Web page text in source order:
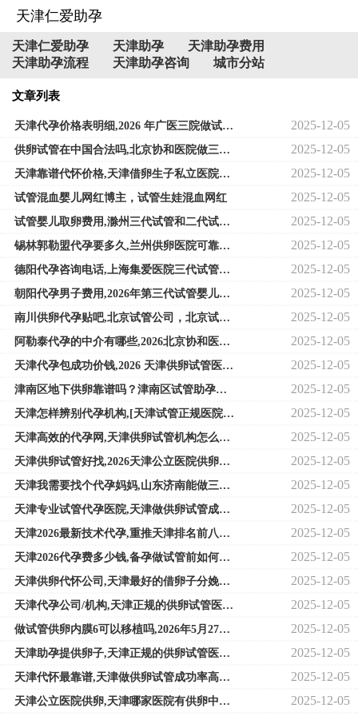
天津仁爱助孕
天津仁爱助孕 天津助孕
天津助孕费用
天津助孕流程
天津助孕咨询 城市分站
文章列表
天津代孕价格表明细,2026 年广医三院做试管婴儿费用表，成功率高吗？_深圳供 2025-12-05
供卵试管在中国合法吗,北京协和医院做三代试管供卵费用大概要多少钱？十万 2025-12-05
天津靠谱代怀价格,天津借卵生子私立医院哪里最好？2026天津正规供卵试管医院 2025-12-05
试管混血婴儿网红博主，试管生娃混血网红 2025-12-05
试管婴儿取卵费用,滁州三代试管和二代试管的区别 2025-12-05
锡林郭勒盟代孕要多久,兰州供卵医院可靠吗（北京供卵试管婴儿生殖机构）_廊 2025-12-05
德阳代孕咨询电话,上海集爱医院三代试管婴儿费用，2026年成功率如何？-深圳借 2025-12-05
朝阳代孕男子费用,2026年第三代试管婴儿花费明细表，准备9W够吗？_香港DNA验血 2025-12-05
南川供卵代孕贴吧,北京试管公司，北京试管婴儿流程-卵泡浆内单精子注射技术 2025-12-05
阿勒泰代孕的中介有哪些,2026北京协和医院供卵试管多少钱？附北京供卵试管费 2025-12-05
天津代孕包成功价钱,2026 天津供卵试管医院排名？ 2025-12-05
津南区地下供卵靠谱吗？津南区试管助孕费用 2025-12-05
天津怎样辨别代孕机构,[天津试管正规医院排名]天津试管助孕医院-上海供卵试 2025-12-05
天津高效的代孕网,天津供卵试管机构怎么联系 2025-12-05
天津供卵试管好找,2026天津公立医院供卵试管费用多少？附天津中心妇产医院就 2025-12-05
天津我需要找个代孕妈妈,山东济南能做三代试管的只有山大生殖医院一家吗？ 2025-12-05
天津专业试管代孕医院,天津做供卵试管成功率高吗，天津试管成功率最高的3家 2025-12-05
天津2026最新技术代孕,重推天津排名前八试管助孕机构-上海私立医院供卵多少钱 2025-12-05
天津2026代孕费多少钱,备孕做试管前如何调理身体？-试管鲜胚移植后八天有褐色 2025-12-05
天津供卵代怀公司,天津最好的借卵子分娩的私立医院在哪里？天津市2026 家正规 2025-12-05
天津代孕公司/机构,天津正规的供卵试管医院排名如何？天津哪家医院有试管婴 2025-12-05
做试管供卵内膜6可以移植吗,2026年5月27日美国试管婴儿SDFC北京公益咨询会_上海 2025-12-05
天津助孕提供卵子,天津正规的供卵试管医院排名如何？天津哪家医院有试管婴 2025-12-05
天津代怀最靠谱,天津做供卵试管成功率高吗，天津试管成功率最高的3家医院附 2025-12-05
天津公立医院供卵,天津哪家医院有供卵中心？ 2025-12-05